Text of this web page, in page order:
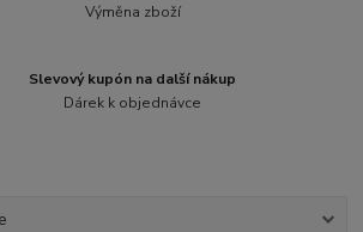
Výměna zboží
Slevový kupón na další nákup
Dárek k objednávce